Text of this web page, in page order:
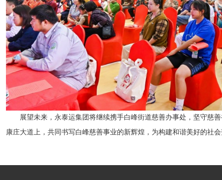
展望未来，永泰运集团将继续携手白峰街道慈善办事处，坚守慈
康庄大道上，共同书写白峰慈善事业的新辉煌，为构建和谐美好的社